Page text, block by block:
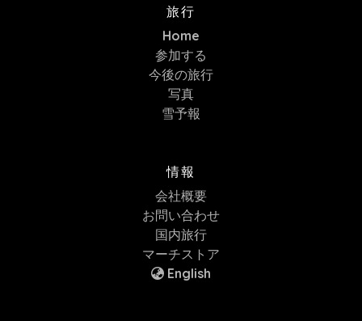
旅行
Home
参加する
今後の旅行
写真
雪予報
情報
会社概要
お問い合わせ
国内旅行
マーチストア
English